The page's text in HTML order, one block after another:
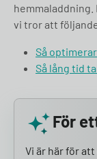
hemmaladdning.
vi tror att
Så
Så lång tid
För
Vi är här för